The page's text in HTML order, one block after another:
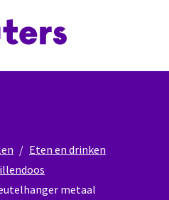
Eten en drinken
metaal